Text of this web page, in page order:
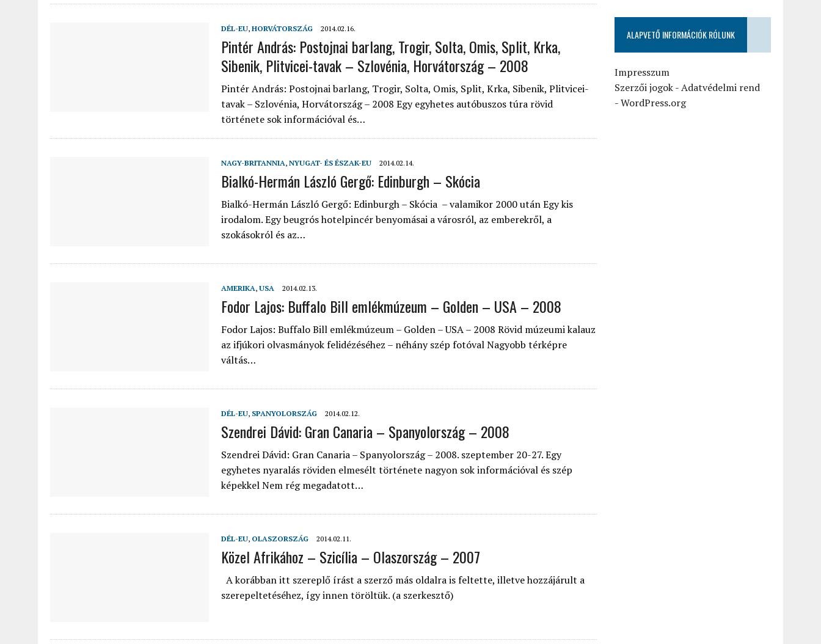
DÉL-EU, HORVÁTORSZÁG 2014.02.16.
Pintér András: Postojnai barlang, Trogir, Solta, Omis, Split, Krka,
Sibenik, Plitvicei-tavak – Szlovénia, Horvátország – 2008
Pintér András: Postojnai barlang, Trogir, Solta, Omis, Split, Krka, Sibenik, Plitvicei-
tavak – Szlovénia, Horvátország – 2008 Egy egyhetes autóbuszos túra rövid
története sok információval és…
NAGY-BRITANNIA, NYUGAT- ÉS ÉSZAK-EU 2014.02.14.
Bialkó-Hermán László Gergő: Edinburgh – Skócia
Bialkó-Hermán László Gergő: Edinburgh – Skócia – valamikor 2000 után Egy kis
irodalom. Egy beugrós hotelpincér benyomásai a városról, az emberekről, a
szokásokról és az…
AMERIKA, USA 2014.02.13.
Fodor Lajos: Buffalo Bill emlékmúzeum – Golden – USA – 2008
Fodor Lajos: Buffalo Bill emlékmúzeum – Golden – USA – 2008 Rövid múzeumi kalauz
az ifjúkori olvasmányok felidézéséhez – néhány szép fotóval Nagyobb térképre
váltás…
DÉL-EU, SPANYOLORSZÁG 2014.02.12.
Szendrei Dávid: Gran Canaria – Spanyolország – 2008
Szendrei Dávid: Gran Canaria – Spanyolország – 2008. szeptember 20-27. Egy
egyhetes nyaralás röviden elmesélt története nagyon sok információval és szép
képekkel Nem rég megadatott…
DÉL-EU, OLASZORSZÁG 2014.02.11.
Közel Afrikához – Szicília – Olaszország – 2007
A korábban itt szereplő írást a szerző más oldalra is feltette, illetve hozzájárult a
szerepeltetéséhez, így innen töröltük. (a szerkesztő)
ALAPVETŐ INFORMÁCIÓK RÓLUNK
Impresszum
Szerzői jogok-Adatvédelmi rend
-WordPress.org